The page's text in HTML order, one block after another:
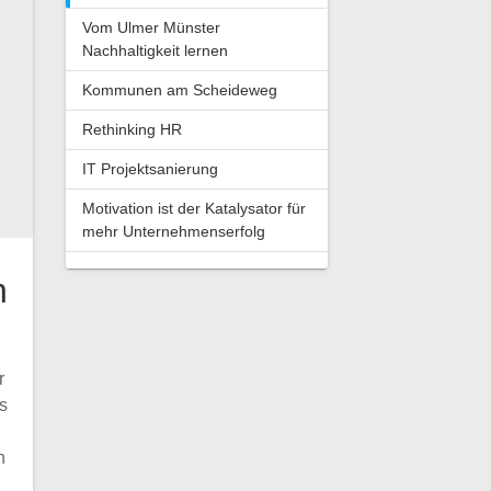
Vom Ulmer Münster
Nachhaltigkeit lernen
Kommunen am Scheideweg
Rethinking HR
IT Projektsanierung
Motivation ist der Katalysator für
mehr Unternehmenserfolg